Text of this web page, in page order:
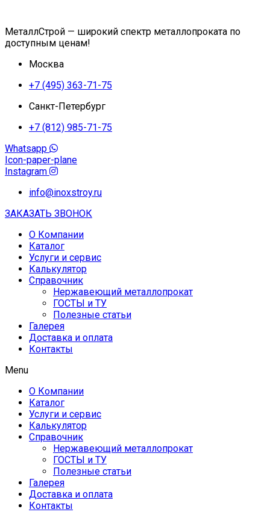
МеталлСтрой — широкий спектр металлопроката по
доступным ценам!
Москва
+7 (495) 363-71-75
Санкт-Петербург
+7 (812) 985-71-75
Whatsapp
Icon-paper-plane
Instagram
info@inoxstroy.ru
ЗАКАЗАТЬ ЗВОНОК
О Компании
Каталог
Услуги и сервис
Калькулятор
Справочник
Нержавеющий металлопрокат
ГОСТЫ и ТУ
Полезные статьи
Галерея
Доставка и оплата
Контакты
Menu
О Компании
Каталог
Услуги и сервис
Калькулятор
Справочник
Нержавеющий металлопрокат
ГОСТЫ и ТУ
Полезные статьи
Галерея
Доставка и оплата
Контакты